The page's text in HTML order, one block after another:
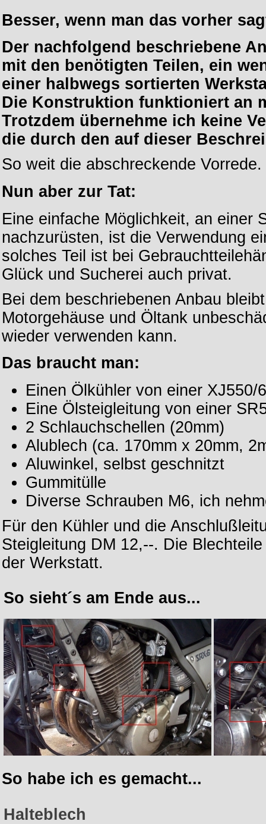
Besser, wenn man das vorher
Der nachfolgend beschriebene
mit den benötigten Teilen, ein
einer halbwegs sortierten
Die Konstruktion funktioniert an
Trotzdem übernehme ich keine
die durch den auf dieser
So weit die abschreckende Vorrede.
Nun aber zur Tat:
Eine einfache Möglichkeit, an einer
nachzurüsten, ist die Verwendung
solches Teil ist bei
Glück und Sucherei auch privat.
Bei dem beschriebenen Anbau
Motorgehäuse und Öltank
wieder verwenden kann.
Das braucht man:
Einen Ölkühler von einer XJ550/
Eine Ölsteigleitung von einer
2 Schlauchschellen (20mm)
Alublech (ca. 170mm x 20mm,
Aluwinkel, selbst geschnitzt
Gummitülle
Diverse Schrauben M6, ich
Für den Kühler und die
Steigleitung DM 12,--. Die
der Werkstatt.
So sieht´s am Ende aus...
So habe ich es gemacht...
Halteblech